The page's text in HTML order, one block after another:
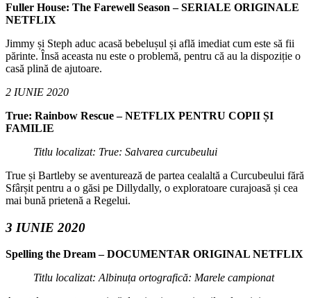
Fuller House: The Farewell Season – SERIALE ORIGINALE
NETFLIX
Jimmy și Steph aduc acasă bebelușul și află imediat cum este să fii
părinte. Însă aceasta nu este o problemă, pentru că au la dispoziție o
casă plină de ajutoare.
2 IUNIE 2020
True: Rainbow Rescue – NETFLIX PENTRU COPII ȘI
FAMILIE
Titlu localizat: True: Salvarea curcubeului
True și Bartleby se aventurează de partea cealaltă a Curcubeului fără
Sfârșit pentru a o găsi pe Dillydally, o exploratoare curajoasă și cea
mai bună prietenă a Regelui.
3 IUNIE 2020
Spelling the Dream – DOCUMENTAR ORIGINAL NETFLIX
Titlu localizat: Albinuța ortografică: Marele campionat